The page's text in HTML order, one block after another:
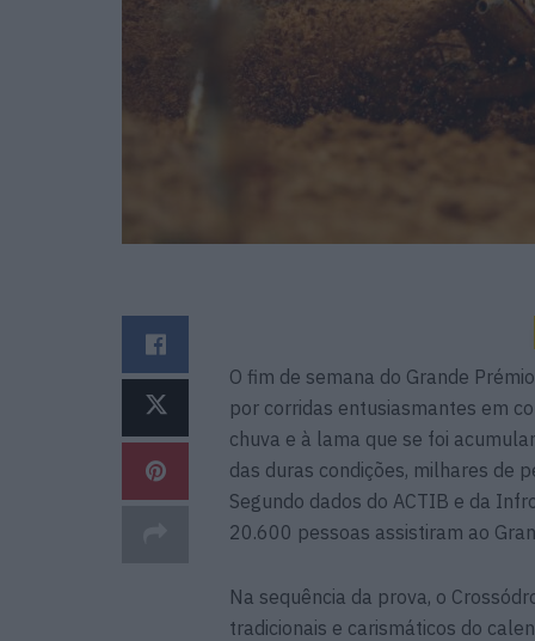
O fim de semana do Grande
por corridas entusiasmantes em
chuva e à lama que se foi
das duras condições, milhares de
Segundo dados do ACTIB e da
20.600 pessoas assistiram ao
Na sequência da prova, o
tradicionais e carismáticos do